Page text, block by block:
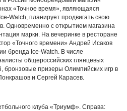
«Точное время», являющаяся
Watch, планирует продвигать свою
Одновременно с открытием магазина
марки. На вечеринке в ресторане
«Точного времени» Андрей Исаков
бренда Ice-Watch. В числе
общероссийских глянцевых
бронзовые призеры Олимпийских игр в
и Сергей Карасев.
клуба «Триумф». Справа: